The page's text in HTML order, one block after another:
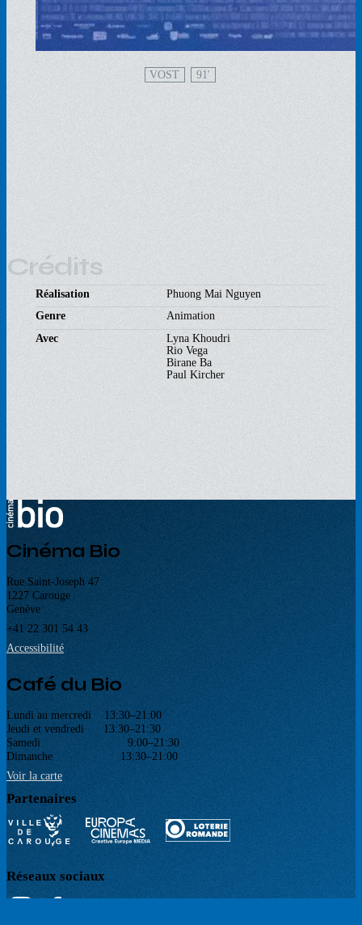
VOST 91'
Crédits
Réalisation
Phuong Mai Nguyen
Genre
Animation
Avec
Lyna Khoudri
Rio Vega
Birane Ba
Paul Kircher
Cinéma Bio
Rue Saint-Joseph 47
1227 Carouge
Genève
+41 22 301 54 43
Accessibilité
Café du Bio
Lundi au mercredi 13:30–21:00
Jeudi et vendredi 13:30–21:30
Samedi 9:00–21:30
Dimanche 13:30–21:00
Voir la carte
Partenaires
Réseaux sociaux